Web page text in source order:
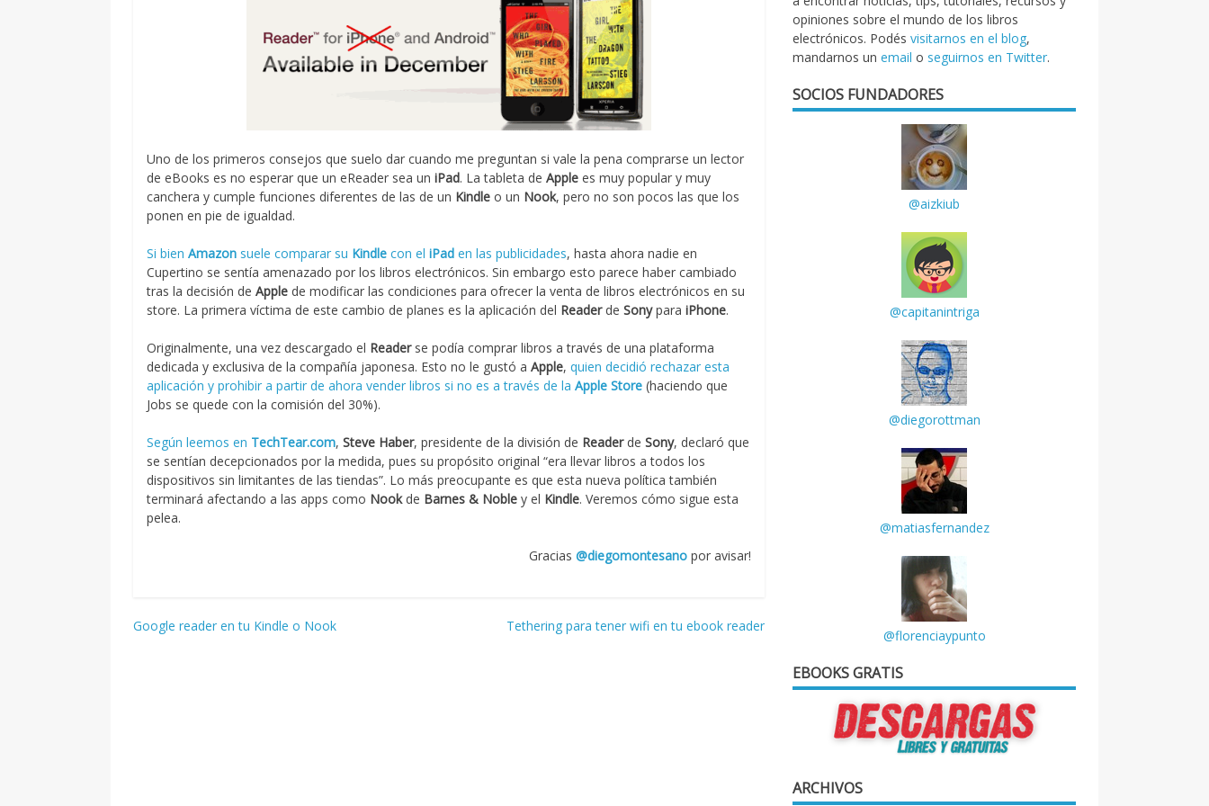
Uno de los primeros consejos que suelo dar cuando me preguntan si vale la pena comprarse un lector
de eBooks es no esperar que un eReader sea uniPad. La tableta deApple es muy popular y muy
canchera y cumple funciones diferentes de las de un Kindle o un Nook, pero no son pocos las que los
ponen en pie de igualdad.
Si bienAmazon suele comparar su Kindle con eliPad en las publicidades, hasta ahora nadie en
Cupertino se sentía amenazado por los libros electrónicos. Sin embargo esto parece haber cambiado
tras la decisión deApple de modificar las condiciones para ofrecer la venta de libros electrónicos en su
store. La primera víctima de este cambio de planes es la aplicación del ReaderdeSonyparaiPhone.
Originalmente, una vez descargado el Readerse podía comprar libros a través de una plataforma
dedicada y exclusiva de la compañía japonesa. Esto no le gustó aApple,quien decidió rechazar esta
aplicación y prohibir a partir de ahora vender libros si no es a través de laApple Store (haciendo que
Jobs se quede con la comisión del 30%).
Según leemos en TechTear.com,Steve Haber, presidente de la división de ReaderdeSony, declaró que
se sentían decepcionados por la medida, pues su propósito original “era llevar libros a todos los
dispositivos sin limitantes de las tiendas”. Lo más preocupante es que esta nueva política también
terminará afectando a las apps como Nookde Barnes & Noble y el Kindle. Veremos cómo sigue esta
pelea.
Gracias @diegomontesanopor avisar!
Navegación
Google reader en tu Kindle o Nook Tethering para tener wifi en tu ebook reader
opiniones sobre el mundo de los libros
electrónicos. Podésvisitarnos en el blog,
mandarnos unemail o seguirnos en Twitter.
SOCIOS FUNDADORES
@aizkiub
@capitanintriga
@diegorottman
@matiasfernandez
@florenciaypunto
EBOOKS GRATIS
ARCHIVOS